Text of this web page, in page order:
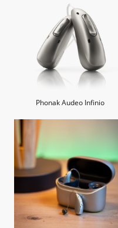
Phonak Audeo Infinio